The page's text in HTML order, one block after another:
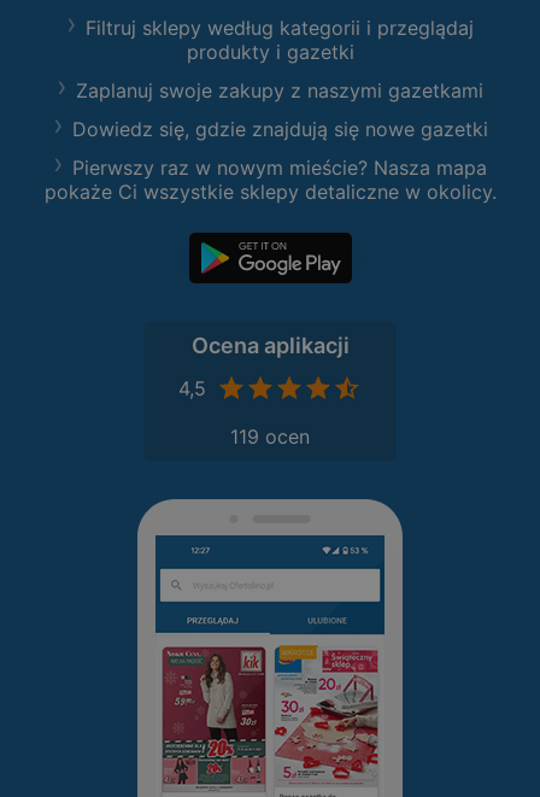
Filtruj sklepy według kategorii i przeglądaj
produkty i gazetki
Zaplanuj swoje zakupy z naszymi gazetkami
Dowiedz się, gdzie znajdują się nowe gazetki
Pierwszy raz w nowym mieście? Nasza mapa
pokaże Ci wszystkie sklepy detaliczne w okolicy.
Ocena aplikacji
4,5
119 ocen